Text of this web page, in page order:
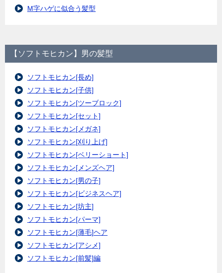
M字ハゲに似合う髪型
【ソフトモヒカン】男の髪型
ソフトモヒカン[長め]
ソフトモヒカン[子供]
ソフトモヒカン[ツーブロック]
ソフトモヒカン[セット]
ソフトモヒカン[メガネ]
ソフトモヒカン[刈り上げ]
ソフトモヒカン[ベリーショート]
ソフトモヒカン[メンズヘア]
ソフトモヒカン[男の子]
ソフトモヒカン[ビジネスヘア]
ソフトモヒカン[坊主]
ソフトモヒカン[パーマ]
ソフトモヒカン[薄毛]ヘア
ソフトモヒカン[アシメ]
ソフトモヒカン[前髪]編